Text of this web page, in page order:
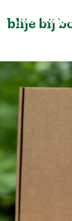
blije bij